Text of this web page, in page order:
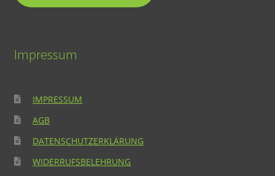
Impressum
IMPRESSUM
AGB
DATENSCHUTZERKLÄRUNG
WIDERRUFSBELEHRUNG